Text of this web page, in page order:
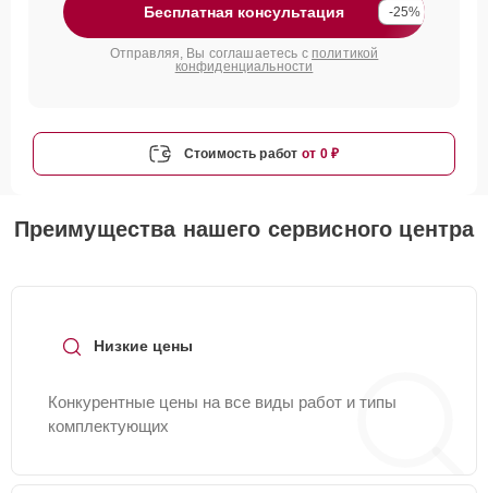
Бесплатная консультация -25%
Отправляя, Вы соглашаетесь с политикой
конфиденциальности
Стоимость работ от 0 ₽
Преимущества нашего сервисного центра
Низкие цены
Конкурентные цены на все виды работ и типы
комплектующих